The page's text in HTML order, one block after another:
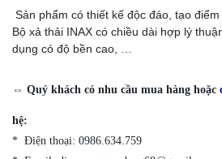
Sản phẩm có thiết kế độc đáo, tạo
Bộ xả thải INAX có chiều dài hợp lý
dụng có độ bền cao, …
⇔ Quý khách có nhu cầu mua hàng hoặc
hệ:
* Điện thoại: 0986.634.759